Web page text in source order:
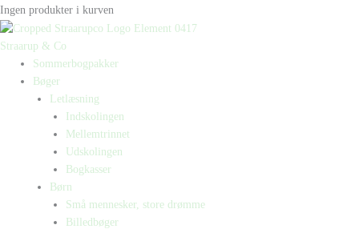
Ingen produkter i kurven
Straarup & Co
Sommerbogpakker
Bøger
Letlæsning
Indskolingen
Mellemtrinnet
Udskolingen
Bogkasser
Børn
Små mennesker, store drømme
Billedbøger